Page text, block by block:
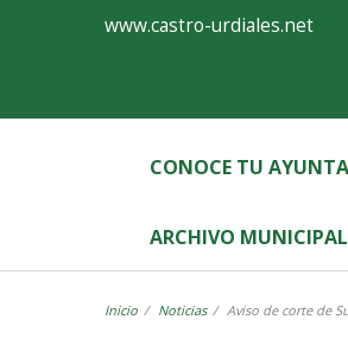
Formulario
Castro-
Urdiales
www.castro-urdiales.net
CONOCE TU
ARCHIVO MUNICIPAL
Inicio Noticias Aviso de corte de